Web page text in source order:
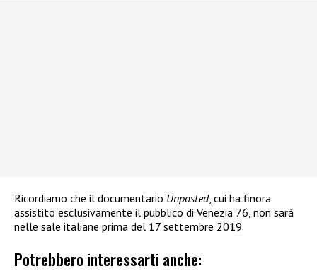
Ricordiamo che il documentario Unposted, cui ha finora
assistito esclusivamente il pubblico di Venezia 76, non sarà
nelle sale italiane prima del 17 settembre 2019.
Potrebbero interessarti anche: